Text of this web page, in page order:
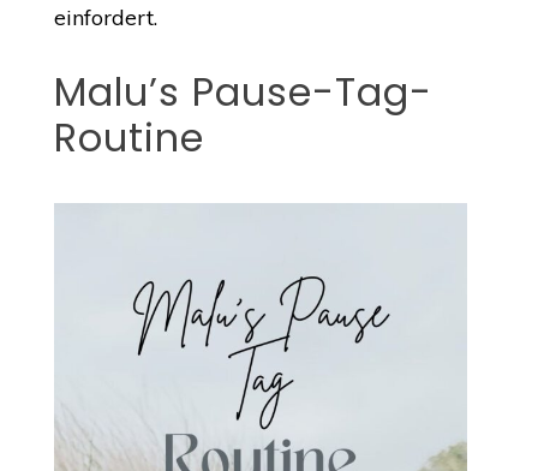
einfordert.
Malu’s Pause-Tag-
Routine